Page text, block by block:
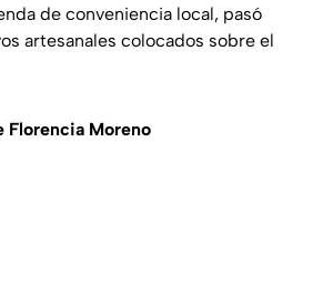
de conveniencia local, pasó
artesanales colocados sobre el
Florencia Moreno